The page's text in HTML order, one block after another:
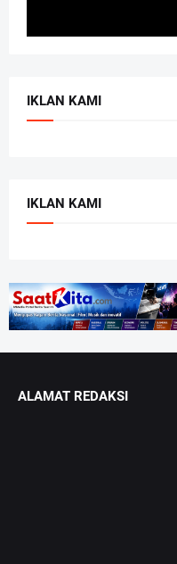
IKLAN KAMI
IKLAN KAMI
ALAMAT REDAKSI